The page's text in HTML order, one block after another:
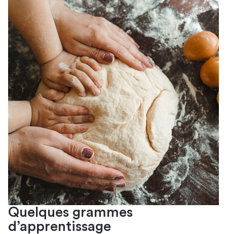
Quelques grammes
d’apprentissage